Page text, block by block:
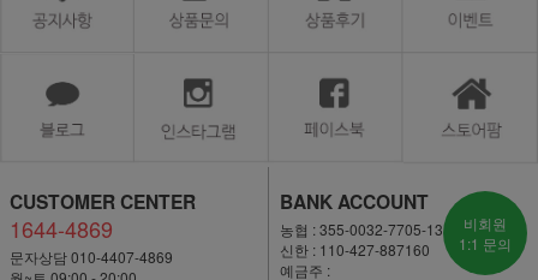
CUSTOMER CENTER
1644-4869
문자상담 010-4407-4869
BANK ACCOUNT
농협 : 355-0032-7705-13
신한 : 110-427-887160
예금주 :
비회원
1:1 문의